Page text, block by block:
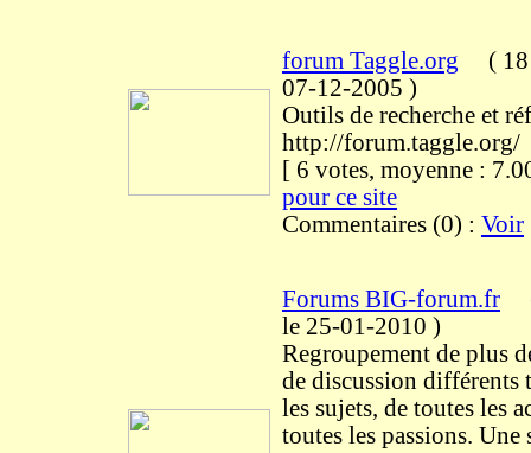
forum Taggle.org (
07-12-2005 )
Outils de recherche et
http://forum.taggle.org/
[ 6 votes, moyenne :
pour ce site
Commentaires (0) : Voir
Forums BIG-forum.fr
le 25-01-2010 )
Regroupement de plus
de discussion différents
les sujets, de toutes les
toutes les passions.